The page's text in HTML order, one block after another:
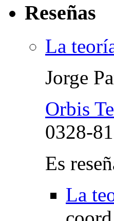
Reseñas
La
Jorge
Orbis
0328-
Es
La